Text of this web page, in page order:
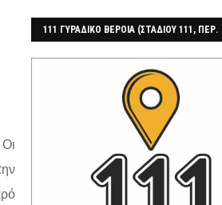
111 ΓΥΡΑΔΙΚΟ ΒΕΡΟΙΑ (ΣΤΑΔΙΟΥ 111, ΠΕΡ.